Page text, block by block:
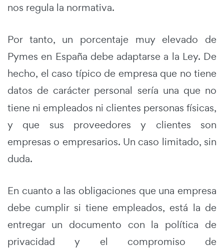
nos regula la normativa.
Por tanto, un porcentaje muy elevado de
Pymes en España debe adaptarse a la Ley. De
hecho, el caso típico de empresa que no tiene
datos de carácter personal sería una que no
tiene ni empleados ni clientes personas físicas,
y que sus proveedores y clientes son
empresas o empresarios. Un caso limitado, sin
duda.
En cuanto a las obligaciones que una empresa
debe cumplir si tiene empleados, está la de
entregar un documento con la política de
privacidad y el compromiso de